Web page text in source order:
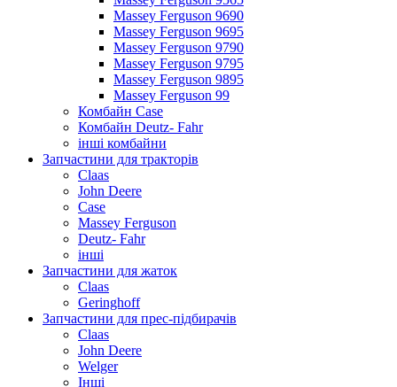
Massey Ferguson 9690
Massey Ferguson 9695
Massey Ferguson 9790
Massey Ferguson 9795
Massey Ferguson 9895
Massey Ferguson 99
Комбайн Case
Комбайн Deutz- Fahr
інші комбайни
Запчастини для тракторів
Claas
John Deere
Case
Massey Ferguson
Deutz- Fahr
інші
Запчастини для жаток
Claas
Geringhoff
Запчастини для прес-підбирачів
Claas
John Deere
Welger
Інші